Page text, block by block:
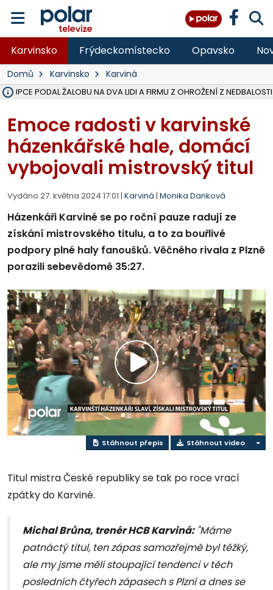
Karvinsko Frýdeckomístecko Opavsko
Domů Karvinsko Karviná
PODAL ŽALOBU NA DVA LIDI A FIRMU Z OHROŽENÍ Z NEDBALOSTI
Emoce radosti v karvinské
házenkářské hale, domácí
vybojovali mistrovský titul
Vydáno 27. května 2024 17:01 | Karviná | Monika Danková
Házenkáři Karviné se po roční pauze radují ze
získání mistrovského titulu, a to za bouřlivé
podpory plné haly fanoušků. Věčného rivala z Plzně
porazili sebevědomě 35:27.
Přehrát
video
Stáhnout přepis Stáhnout video
Titul mistra České republiky se tak po roce vrací
zpátky do Karviné.
Michal Brůna, trenér HCB Karviná:"Máme
patnáctý titul, ten zápas samozřejmě byl těžký,
ale my jsme měli stoupající tendenci v těch
posledních čtyřech zápasech s Plzní a dnes se